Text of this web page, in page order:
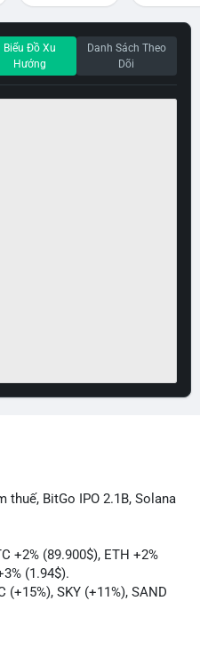
Biểu Đồ Xu
Hướng
Danh Sách Theo
Dõi
thuế, BitGo IPO 2.1B, Solana
+2% (89.900$), ETH +2%
(1.94$).
SKY (+11%), SAND